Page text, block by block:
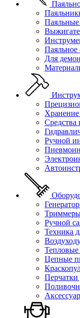
Паяльное
Для
Хранение
Средства
Ручной
Ручной
Техника
Цепные
Перчатки